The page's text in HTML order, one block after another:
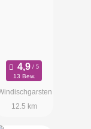
13 Bew.
12.5 km